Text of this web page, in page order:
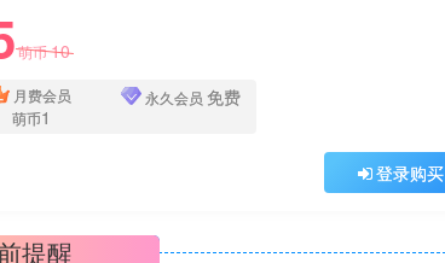
萌币10
月费会员
萌币1
永久会员 免费
登录购买
提醒